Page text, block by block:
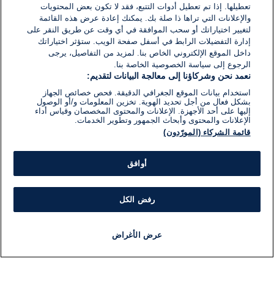
تعطيلها. إذا تم تعطيل أدوات التتبع، فقد لا تكون بعض المحتويات
والإعلانات التي تراها ذا صلة بك. يمكنك إعادة عرض هذه القائمة
لتغيير اختياراتك أو سحب الموافقة في أي وقت عن طريق النقر على
إدارة التفضيلات الرابط في أسفل صفحة الويب. ستؤثر اختياراتك
داخل الموقع الإلكتروني الخاص بنا. لمزيد من التفاصيل، يرجى
الرجوع إلى سياسة الخصوصية الخاصة بنا.
نعمد نحن وشركاؤنا إلى معالجة البيانات لتقديم:
استخدام بيانات الموقع الجغرافي الدقيقة. فحص خصائص الجهاز
بشكل فعال من أجل تحديد الهوية. تخزين المعلومات و/أو الوصول
إليها على أحد الأجهزة. الإعلانات والمحتوى المخصصان وقياس أداء
الإعلانات والمحتوى وأبحاث الجمهور وتطوير الخدمات.
قائمة الشركاء (المورّدون)
أوافق
رفض الكل
عرض الأغراض